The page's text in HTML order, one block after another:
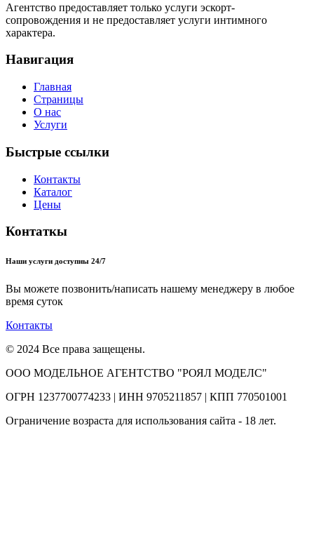
Агентство предоставляет только услуги эскорт-
сопровождения и не предоставляет услуги интимного
характера.
Навигация
Главная
Страницы
О нас
Услуги
Быстрые ссылки
Контакты
Каталог
Цены
Контаткы
Наши услуги доступны 24/7
Вы можете позвонить/написать нашему менеджеру в любое
время суток
Контакты
© 2024 Все права защещены.
ООО МОДЕЛЬНОЕ АГЕНТСТВО "РОЯЛ МОДЕЛС"
ОГРН 1237700774233 | ИНН 9705211857 | КПП 770501001
Ограничение возраста для использования сайта - 18 лет.